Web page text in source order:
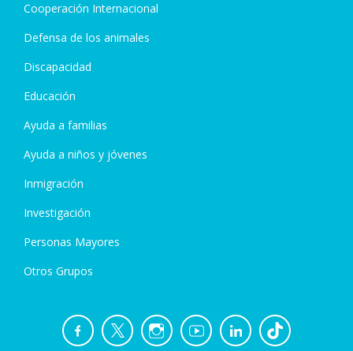
Cooperación Internacional
Defensa de los animales
Discapacidad
Educación
Ayuda a familias
Ayuda a niños y jóvenes
Inmigración
Investigación
Personas Mayores
Otros Grupos